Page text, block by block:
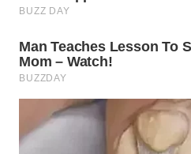
DAIRI
DANAU
TOBA